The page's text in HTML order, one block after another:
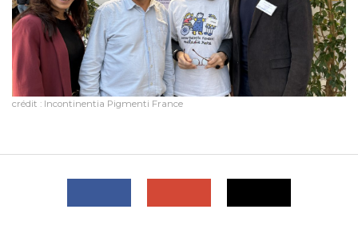
crédit : Incontinentia Pigmenti France